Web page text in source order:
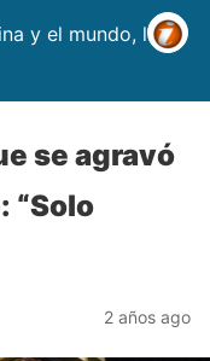
y el mundo, las
se agravó
“Solo
2 años ago